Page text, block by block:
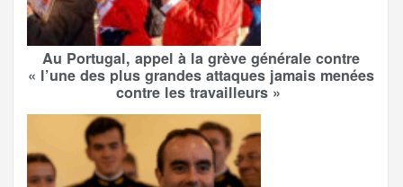
Au Portugal, appel à la grève générale contre
« l’une des plus grandes attaques jamais menées
contre les travailleurs »